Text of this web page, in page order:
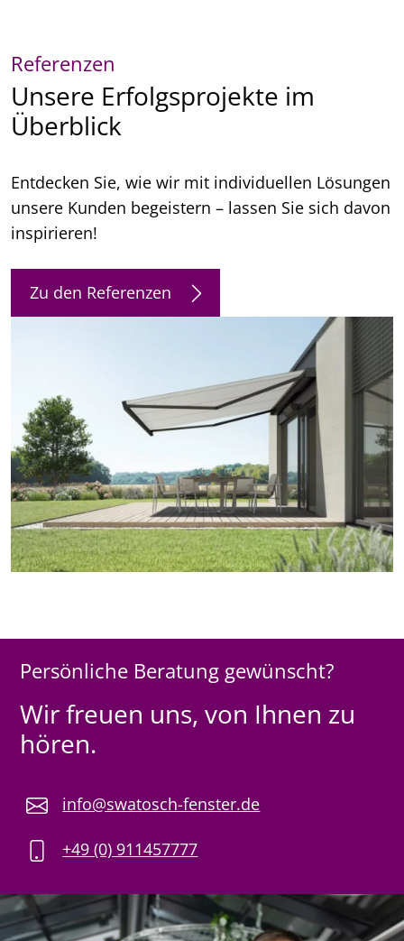
Referenzen
Unsere Erfolgsprojekte im
Überblick
Entdecken Sie, wie wir mit individuellen Lösungen
unsere Kunden begeistern – lassen Sie sich davon
inspirieren!
Zu den Referenzen
Persönliche Beratung gewünscht?
Wir freuen uns, von Ihnen zu
hören.
info@swatosch-fenster.de
+49 (0) 911457777